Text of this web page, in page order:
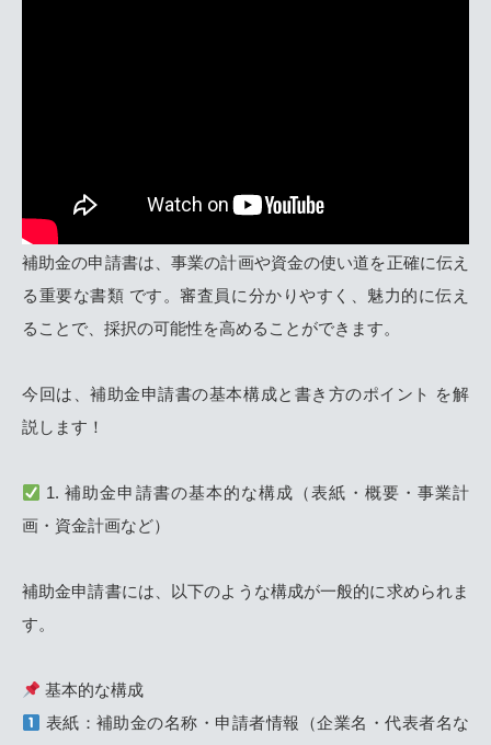
補助金の申請書は、事業の計画や資金の使い道を正確に伝え
る重要な書類 です。審査員に分かりやすく、魅力的に伝え
ることで、採択の可能性を高めることができます。
今回は、補助金申請書の基本構成と書き方のポイント を解
説します！
1. 補助金申請書の基本的な構成（表紙・概要・事業計
画・資金計画など）
補助金申請書には、以下のような構成が一般的に求められま
す。
基本的な構成
表紙：補助金の名称・申請者情報（企業名・代表者名な